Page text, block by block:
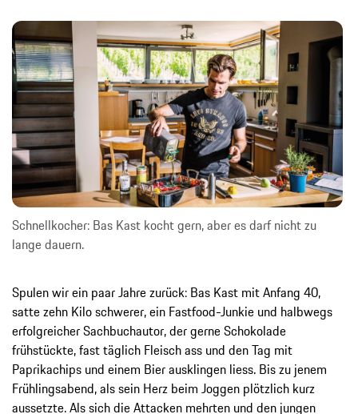
Schnellkocher: Bas Kast kocht gern, aber es darf nicht zu
lange dauern.
Spulen wir ein paar Jahre zurück: Bas Kast mit Anfang 40,
satte zehn Kilo schwerer, ein Fastfood-Junkie und halbwegs
erfolgreicher Sachbuchautor, der gerne Schokolade
frühstückte, fast täglich Fleisch ass und den Tag mit
Paprikachips und einem Bier ausklingen liess. Bis zu jenem
Frühlingsabend, als sein Herz beim Joggen plötzlich kurz
aussetzte. Als sich die Attacken mehrten und den jungen